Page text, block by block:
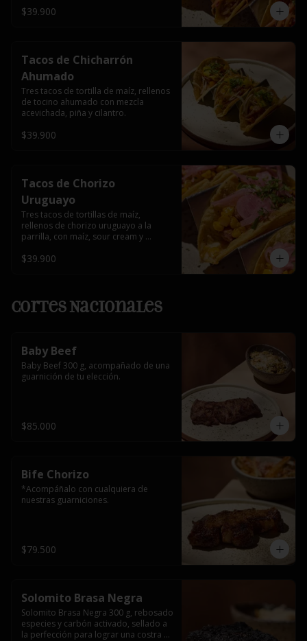
$39.900
Tacos de Chicharrón
Ahumado
Tres tacos de tortilla de maíz, rellenos
de tocino ahumado con mezcla
acevichada, piña y cilantro.
$39.900
Tacos de Chorizo
Uruguayo
Tres tacos de tortillas de maíz,
rellenos de chorizo uruguayo a la
parrilla, con maíz, sour cream y
$39.900
Cortes Nacionales
Baby Beef
Baby Beef 300 g, acompañado de una
guarnición de tu elección.
$85.000
Bife Chorizo
*Acompáñalo con cualquiera de
nuestras guarniciones.
$79.500
Solomito Brasa Negra
Solomito Brasa Negra 300 g, rebosado
especies y carbón activado, sellado a
la perfección para lograr una costra